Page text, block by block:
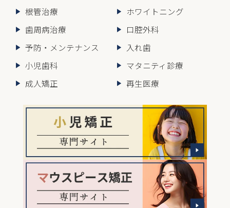
根管治療
歯周病治療
予防・メンテナンス
小児歯科
成人矯正
ホワイトニング
口腔外科
入れ歯
マタニティ診療
再生医療